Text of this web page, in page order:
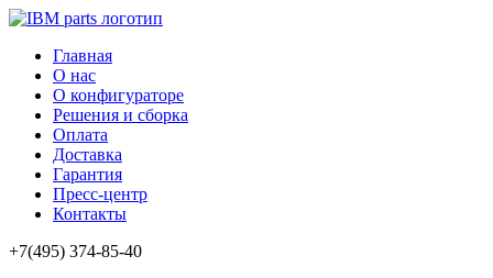
Главная
О нас
О конфигураторе
Решения и сборка
Оплата
Доставка
Гарантия
Пресс-центр
Контакты
+7(495) 374-85-40